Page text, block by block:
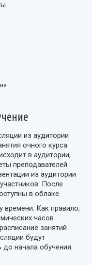
из аудитории
очного курса.
в аудитории,
преподавателей
из аудитории
. После
в облаке.
времени. Как правило,
часов
занятий
будут
начала обучения.